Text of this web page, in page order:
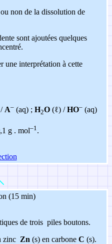
non de la dissolution de
sont ajoutées quelques
une interprétation à cette
A– (aq) ; H2O (ℓ) /HO– (aq)
g . mol–1 .
(15 min)
de trois piles boutons.
zinc Zn (s) en carbone C (s).